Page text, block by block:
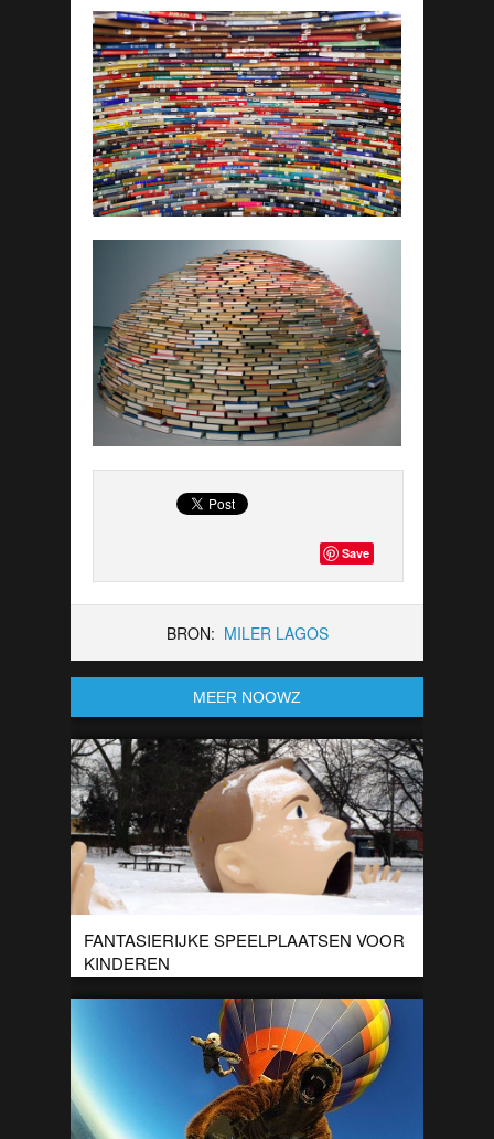
Save
BRON: MILER LAGOS
MEER NOOWZ
FANTASIERIJKE SPEELPLAATSEN VOOR
KINDEREN
De Deense firma Mostrum maakt creatieve toestellen op
speelplaatsen voor kinderen. Ze maken de meest briljante
toestellen, van kastelen tot papegaaien.